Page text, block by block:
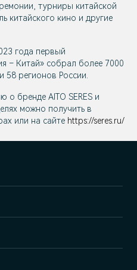
турниры китайской
китайского кино и другие
года первый
– Китай» собрал более 7000
58 регионов России.
о бренде AITO SERES и
можно получить в
или на сайте https://seres.ru/